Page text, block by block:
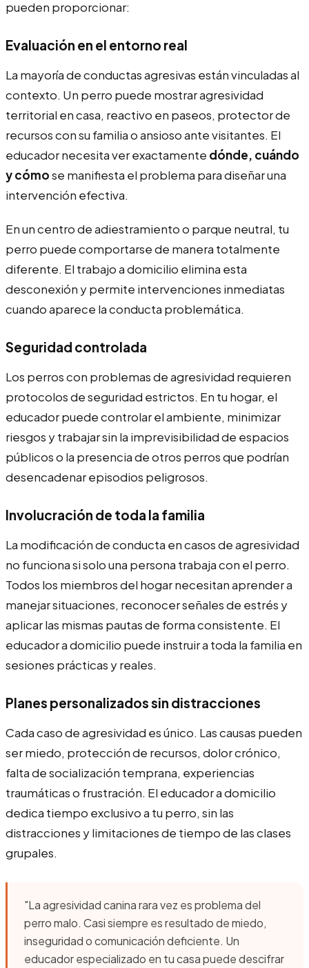
pueden proporcionar:
Evaluación en el entorno real
La mayoría de conductas agresivas están vinculadas al
contexto. Un perro puede mostrar agresividad
territorial en casa, reactivo en paseos, protector de
recursos con su familia o ansioso ante visitantes. El
educador necesita ver exactamente dónde, cuándo
y cómose manifiesta el problema para diseñar una
intervención efectiva.
En un centro de adiestramiento o parque neutral, tu
perro puede comportarse de manera totalmente
diferente. El trabajo a domicilio elimina esta
desconexión y permite intervenciones inmediatas
cuando aparece la conducta problemática.
Seguridad controlada
Los perros con problemas de agresividad requieren
protocolos de seguridad estrictos. En tu hogar, el
educador puede controlar el ambiente, minimizar
riesgos y trabajar sin la imprevisibilidad de espacios
públicos o la presencia de otros perros que podrían
desencadenar episodios peligrosos.
Involucración de toda la familia
La modificación de conducta en casos de agresividad
no funciona si solo una persona trabaja con el perro.
Todos los miembros del hogar necesitan aprender a
manejar situaciones, reconocer señales de estrés y
aplicar las mismas pautas de forma consistente. El
educador a domicilio puede instruir a toda la familia en
sesiones prácticas y reales.
Planes personalizados sin distracciones
Cada caso de agresividad es único. Las causas pueden
ser miedo, protección de recursos, dolor crónico,
falta de socialización temprana, experiencias
traumáticas o frustración. El educador a domicilio
dedica tiempo exclusivo a tu perro, sin las
distracciones y limitaciones de tiempo de las clases
grupales.
"La agresividad canina rara vez es problema del
perro malo. Casi siempre es resultado de miedo,
inseguridad o comunicación deficiente. Un
educador especializado en tu casa puede descifrar